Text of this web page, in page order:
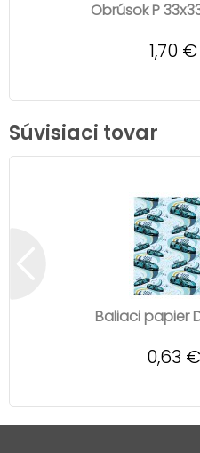
Obrúsok P
1,70
Súvisiaci tovar
Baliaci papier
0,63